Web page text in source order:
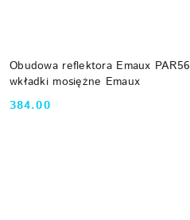
Obudowa reflektora Emaux
wkładki mosiężne Emaux
Cena:
384.00